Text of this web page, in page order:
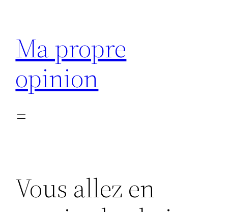
contenu
Ma propre
opinion
Vous allez en